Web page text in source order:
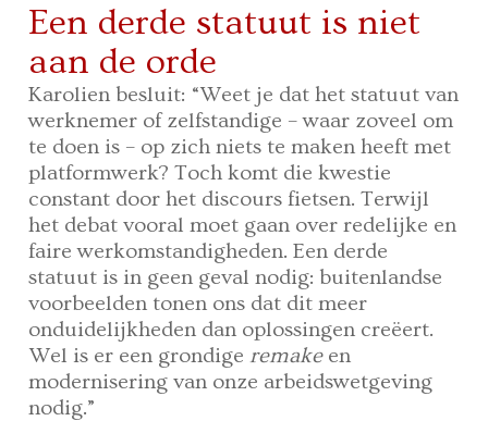
Een derde statuut is niet
aan de orde
Karolien besluit: “Weet je dat het statuut van
werknemer of zelfstandige – waar zoveel om
te doen is – op zich niets te maken heeft met
platformwerk? Toch komt die kwestie
constant door het discours fietsen. Terwijl
het debat vooral moet gaan over redelijke en
faire werkomstandigheden. Een derde
statuut is in geen geval nodig: buitenlandse
voorbeelden tonen ons dat dit meer
onduidelijkheden dan oplossingen creëert.
Wel is er een grondigeremakeen
modernisering van onze arbeidswetgeving
nodig.”